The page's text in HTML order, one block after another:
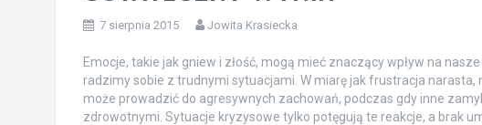
7 sierpnia 2015 Jowita Krasiecka
Emocje, takie jak gniew i złość, mogą mieć znaczący wpływ na
radzimy sobie z trudnymi sytuacjami. W miarę jak frustracja
może prowadzić do agresywnych zachowań, podczas gdy inne
zdrowotnymi. Sytuacje kryzysowe tylko potęgują te reakcje, a brak